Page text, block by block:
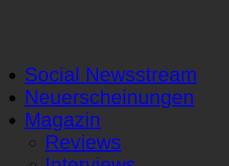
Social Newsstream
Neuerscheinungen
Magazin
Reviews